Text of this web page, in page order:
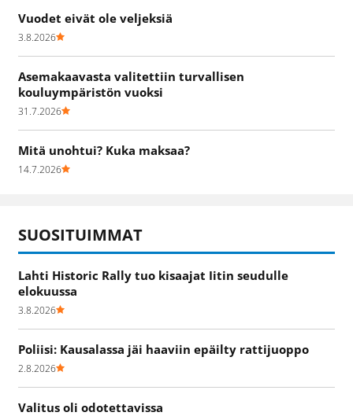
Vuodet eivät ole veljeksiä
3.8.2026
Asemakaavasta valitettiin turvallisen
kouluympäristön vuoksi
31.7.2026
Mitä unohtui? Kuka maksaa?
14.7.2026
SUOSITUIMMAT
Lahti Historic Rally tuo kisaajat Iitin seudulle
elokuussa
3.8.2026
Poliisi: Kausalassa jäi haaviin epäilty rattijuoppo
2.8.2026
Valitus oli odotettavissa